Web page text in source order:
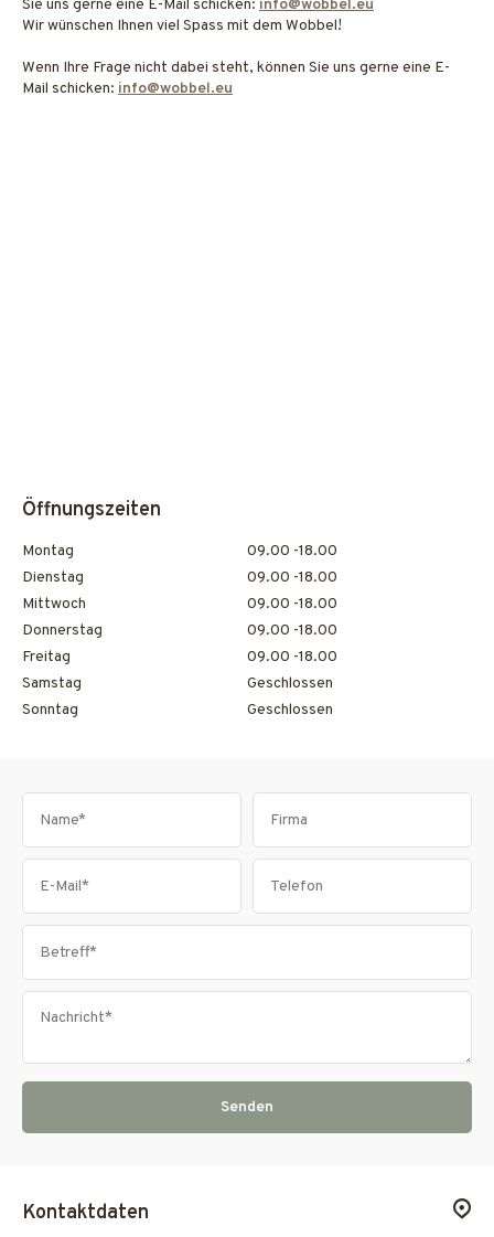
Sie uns gerne eine E-Mail schicken: info@wobbel.eu
Wir wünschen Ihnen viel Spass mit dem Wobbel!
Wenn Ihre Frage nicht dabei steht, können Sie uns gerne eine E-
Mail schicken: info@wobbel.eu
Öffnungszeiten
Montag
09.00 -18.00
Dienstag
09.00 -18.00
Mittwoch
09.00 -18.00
Donnerstag
09.00 -18.00
Freitag
09.00 -18.00
Samstag
Geschlossen
Sonntag
Geschlossen
Senden
Kontaktdaten